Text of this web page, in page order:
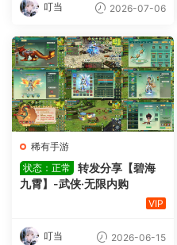
叮当 2026-07-06
稀有手游
状态：正常
转发分享【碧海
九霄】-武侠·无限内购
VIP
叮当 2026-06-15